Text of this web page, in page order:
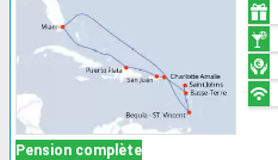
Pension complète